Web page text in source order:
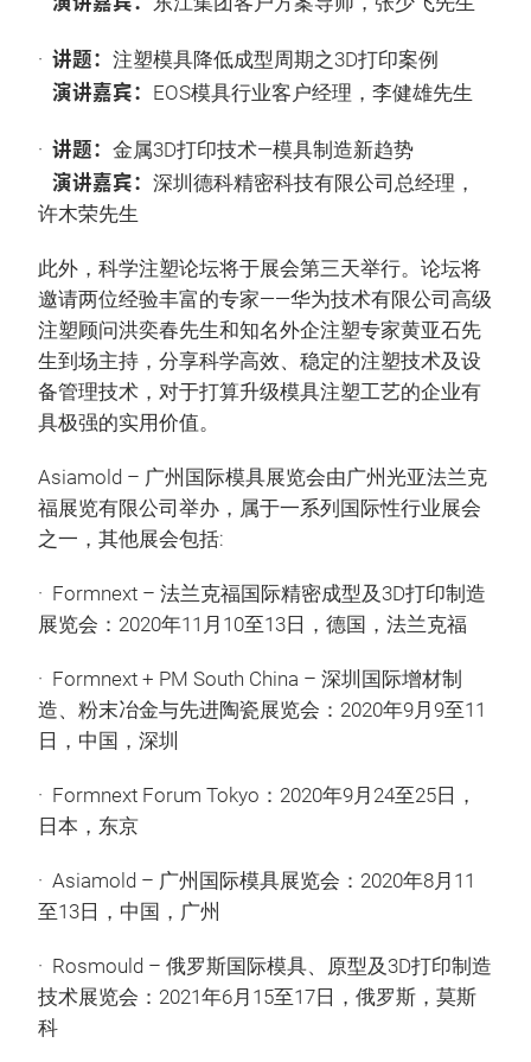
· 讲题： 注塑模具降低成型周期之3D打印案例
演讲嘉宾： EOS模具行业客户经理，李健雄先生
· 讲题： 金属3D打印技术—模具制造新趋势
演讲嘉宾： 深圳德科精密科技有限公司总经理，
许木荣先生
此外，科学注塑论坛将于展会第三天举行。论坛将
邀请两位经验丰富的专家——华为技术有限公司高级
注塑顾问洪奕春先生和知名外企注塑专家黄亚石先
生到场主持，分享科学高效、稳定的注塑技术及设
备管理技术，对于打算升级模具注塑工艺的企业有
具极强的实用价值。
Asiamold – 广州国际模具展览会由广州光亚法兰克
福展览有限公司举办，属于一系列国际性行业展会
之一，其他展会包括:
· Formnext – 法兰克福国际精密成型及3D打印制造
展览会：2020年11月10至13日，德国，法兰克福
· Formnext + PM South China – 深圳国际增材制
造、粉末冶金与先进陶瓷展览会：2020年9月9至11
日，中国，深圳
· Formnext Forum Tokyo：2020年9月24至25日，
日本，东京
· Asiamold – 广州国际模具展览会：2020年8月11
至13日，中国，广州
· Rosmould – 俄罗斯国际模具、原型及3D打印制造
技术展览会：2021年6月15至17日，俄罗斯，莫斯
科